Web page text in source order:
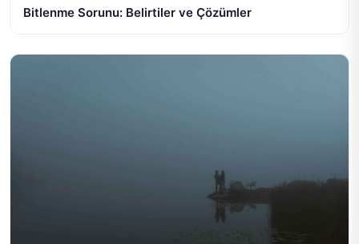
Bitlenme Sorunu: Belirtiler ve Çözümler